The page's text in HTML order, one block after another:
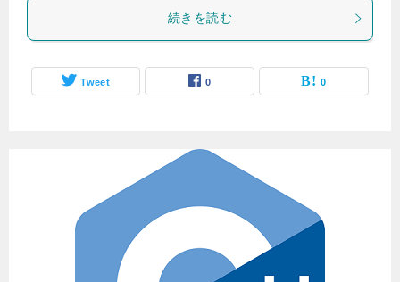
続きを読む
Tweet 0 0